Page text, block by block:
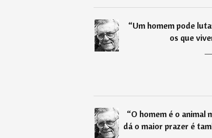
“Um homem pode
os que
“O homem é o animal
dá o maior prazer é